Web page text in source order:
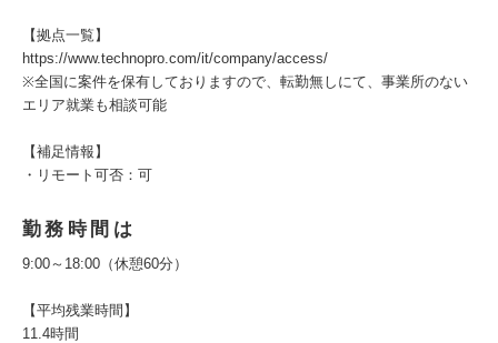
【拠点一覧】
https://www.technopro.com/it/company/access/
※全国に案件を保有しておりますので、転勤無しにて、事業所のない
エリア就業も相談可能
【補足情報】
・リモート可否：可
勤務時間は
9:00～18:00（休憩60分）
【平均残業時間】
11.4時間